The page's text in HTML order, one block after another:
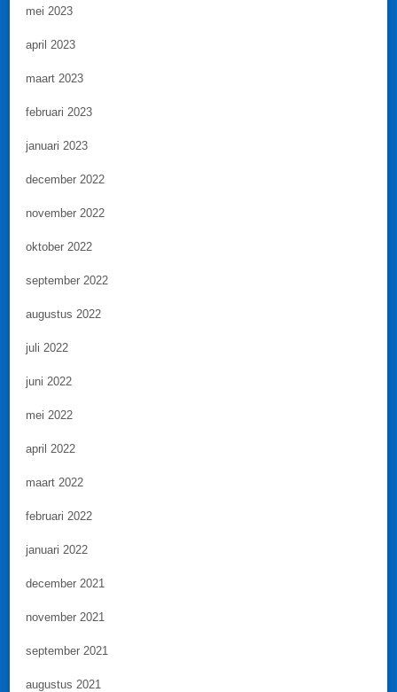
mei 2023
april 2023
maart 2023
februari 2023
januari 2023
december 2022
november 2022
oktober 2022
september 2022
augustus 2022
juli 2022
juni 2022
mei 2022
april 2022
maart 2022
februari 2022
januari 2022
december 2021
november 2021
september 2021
augustus 2021